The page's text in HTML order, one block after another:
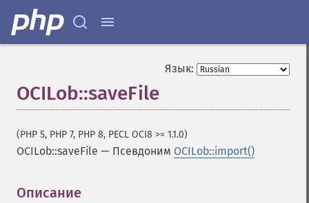
Язык:
OCILob::saveFile
(PHP 5, PHP 7, PHP 8, PECL OCI8 >= 1.1.0)
OCILob::saveFile — Псевдоним OCILob::import()
Описание